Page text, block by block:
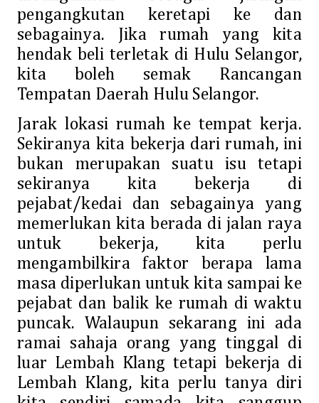
pengangkutan keretapi ke dan
sebagainya. Jika rumah yang kita
hendak beli terletak di Hulu Selangor,
kita boleh semak Rancangan
Tempatan Daerah Hulu Selangor.
Jarak lokasi rumah ke tempat kerja.
Sekiranya kita bekerja dari rumah, ini
bukan merupakan suatu isu tetapi
sekiranya kita bekerja di
pejabat/kedai dan sebagainya yang
memerlukan kita berada di jalan raya
untuk bekerja, kita perlu
mengambilkira faktor berapa lama
masa diperlukan untuk kita sampai ke
pejabat dan balik ke rumah di waktu
puncak. Walaupun sekarang ini ada
ramai sahaja orang yang tinggal di
luar Lembah Klang tetapi bekerja di
Lembah Klang, kita perlu tanya diri